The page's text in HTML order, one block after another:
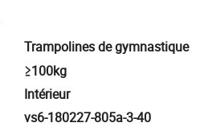
Trampolines de gymnastique
≥100kg
Intérieur
vs6-180227-805a-3-40